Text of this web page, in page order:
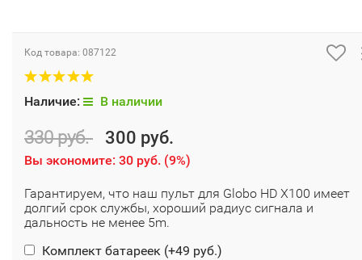
Код товара: 087122
Наличие: В наличии
330 руб. 300 руб.
Вы экономите: 30 руб. (9%)
Гарантируем, что наш пульт для Globo HD X100 имеет
долгий срок службы, хороший радиус сигнала и
дальность не менее 5m.
Комплект батареек (+49 руб.)